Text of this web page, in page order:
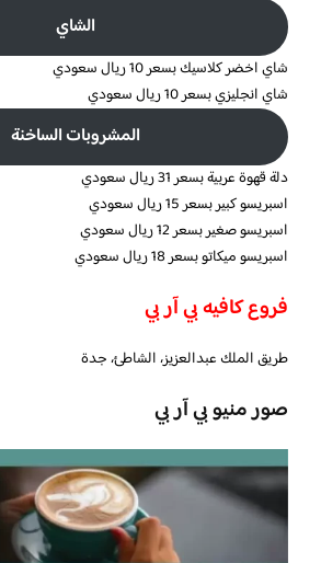
الشاي
شاي اخضر كلاسيك بسعر 10 ريال سعودي
شاي انجليزي بسعر 10 ريال سعودي
المشروبات الساخنة
دلة قهوة عربية بسعر 31 ريال سعودي
اسبريسو كبير بسعر 15 ريال سعودي
اسبريسو صغير بسعر 12 ريال سعودي
اسبريسو ميكاتو بسعر 18 ريال سعودي
فروع كافيه بي آر بي
طريق الملك عبدالعزيز، الشاطئ، جدة
صور منيو بي آر بي